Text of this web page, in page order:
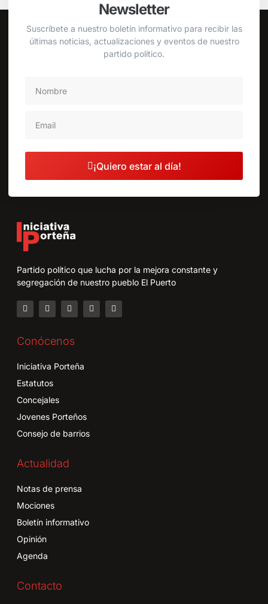
Newsletter
Suscríbete a nuestro boletín informativo para recibir las
últimas noticias, actualizaciones y eventos de nuestro
partido político.
¡Quiero estar al día!
Partido político que lucha por la mejora constante y
segregación de nuestro pueblo El Puerto
Conócenos
Iniciativa Porteña
Estatutos
Concejales
Jovenes Porteños
Consejo de barrios
Actualidad
Notas de prensa
Mociones
Boletín informativo
Opinión
Agenda
Contacto